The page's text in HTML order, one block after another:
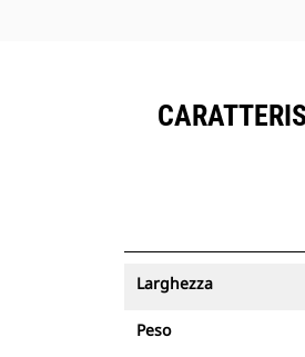
Larghezza
Peso